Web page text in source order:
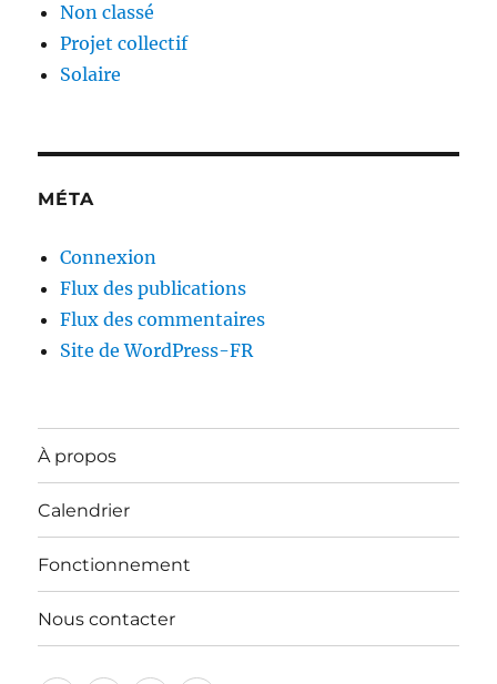
Non classé
Projet collectif
Solaire
MÉTA
Connexion
Flux des publications
Flux des commentaires
Site de WordPress-FR
À propos
Calendrier
Fonctionnement
Nous contacter